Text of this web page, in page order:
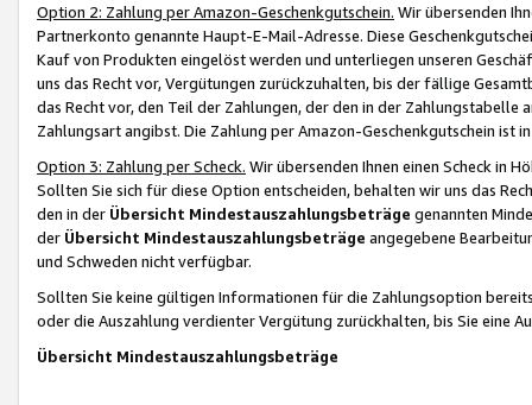
Option 2: Zahlung per Amazon-Geschenkgutschein. Wir übersenden
Partnerkonto genannte Haupt-E-Mail-Adresse. Diese
Kauf von Produkten eingelöst werden und unterliegen unseren
uns das Recht vor, Vergütungen zurückzuhalten, bis der fällige
das Recht vor, den Teil der Zahlungen, der den in der
Zahlungsart angibst. Die Zahlung per Amazon-Geschenkgutschein ist
Option 3: Zahlung per Scheck. Wir übersenden Ihnen einen Scheck in
Sollten Sie sich für diese Option entscheiden, behalten wir uns das
den in der Übersicht Mindestauszahlungsbeträge genannten
der Übersicht Mindestauszahlungsbeträge angegebene
und Schweden nicht verfügbar.
Sollten Sie keine gültigen Informationen für die Zahlungsoption
oder die Auszahlung verdienter Vergütung zurückhalten, bis Sie
Übersicht Mindestauszahlungsbeträge